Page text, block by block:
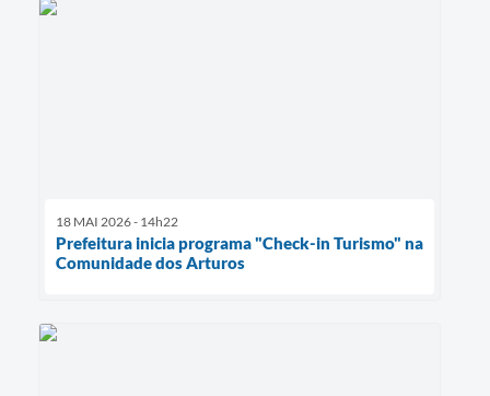
18 MAI 2026 - 14h22
Prefeitura inicia programa "Check-in Turismo" na
Comunidade dos Arturos